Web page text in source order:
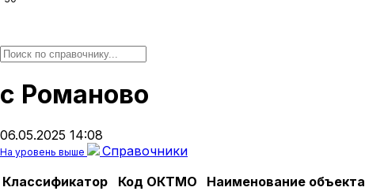
с Романово
06.05.2025 14:08
На уровень выше
Справочники
Классификатор
Код ОКТМО Наименование объекта